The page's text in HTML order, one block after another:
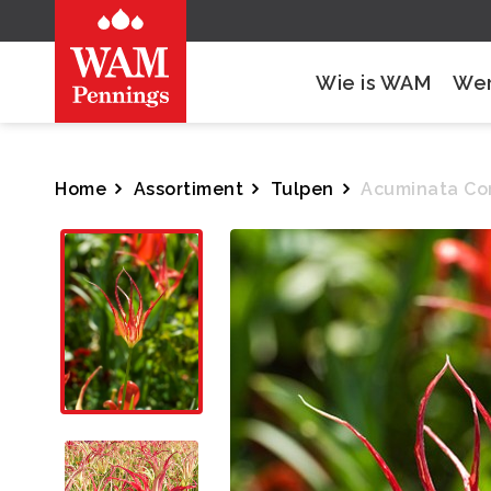
Wie is WAM
Home Assortiment Tulpen Acuminata